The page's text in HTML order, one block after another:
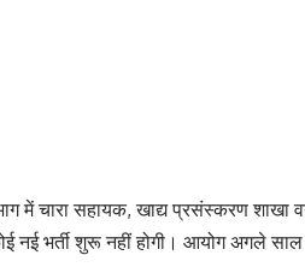
में चारा सहायक, खाद्य प्रसंस्करण शाखा
नई भर्ती शुरू नहीं होगी। आयोग अगले